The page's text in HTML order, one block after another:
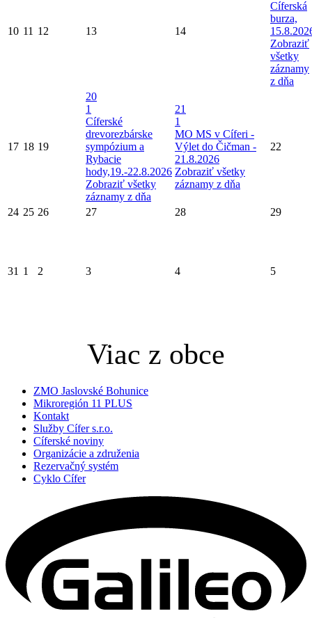
10 11 12 13 14
Cíferská
burza,
Zobraziť
všetky
záznamy
z dňa
17 18 19
20
1
Cíferské
drevorezbárske
sympózium a
Rybacie
hody,19.-22.8.2026
Zobraziť všetky
záznamy z dňa
21
1
MO MS v Cíferi -
Výlet do Čičman -
21.8.2026
Zobraziť všetky
záznamy z dňa
22
24 25 26 27 28 29
31 1 2 3 4 5
Viac z obce
ZMO Jaslovské Bohunice
Mikroregión 11 PLUS
Kontakt
Služby Cífer s.r.o.
Cíferské noviny
Organizácie a združenia
Rezervačný systém
Cyklo Cífer